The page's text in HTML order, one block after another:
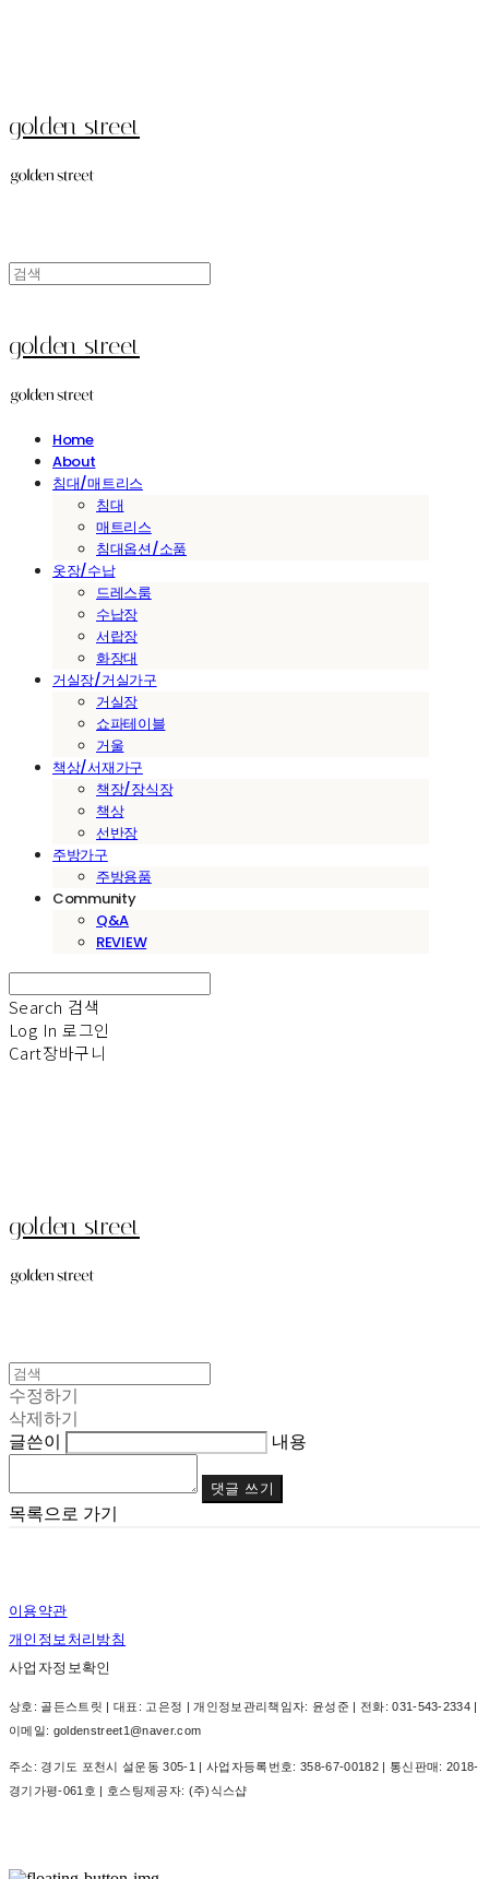
golden street
golden street
Home
About
침대/매트리스
침대
매트리스
침대옵션/소품
옷장/수납
드레스룸
수납장
서랍장
화장대
거실장/거실가구
거실장
쇼파테이블
거울
책상/서재가구
책장/장식장
책상
선반장
주방가구
주방용품
Community
Q&A
REVIEW
Search 검색
Log In 로그인
Cart장바구니
golden street
수정하기
삭제하기
글쓴이
내용
댓글 쓰기
목록으로 가기
이용약관
개인정보처리방침
사업자정보확인
상호: 골든스트릿 | 대표: 고은정 | 개인정보관리책임자: 윤성준 | 전화: 031-543-2334 |
이메일: goldenstreet1@naver.com
주소: 경기도 포천시 설운동 305-1 | 사업자등록번호: 358-67-00182| 통신판매: 2018-
경기가평-061호 | 호스팅제공자: (주)식스샵